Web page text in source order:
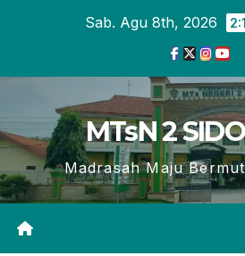
Sab. Agu 8th, 2026
MTsN 2
Madrasah Maju